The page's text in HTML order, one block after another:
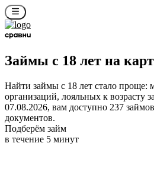
Займы с 18 лет на
Найти займы с 18 лет стало
организаций, лояльных к возрасту
07.08.2026, вам доступно 237
документов.
Подберём займ
в течение 5 минут